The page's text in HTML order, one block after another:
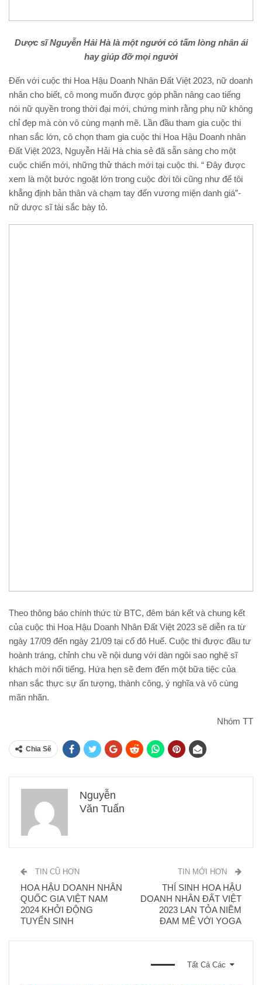
Dược sĩ Nguyễn Hải Hàlà một người có tấm lòng nhân ái
hay giúp đỡ mọi người
Đến với cuộc thi Hoa Hậu Doanh Nhân Đất Việt 2023, nữ doanh
nhân cho biết, cô mong muốn được góp phần nâng cao tiếng
nói nữ quyền trong thời đại mới, chứng minh rằng phụ nữ không
chỉ đẹp mà còn vô cùng mạnh mẽ. Lần đầu tham gia cuộc thi
nhan sắc lớn, cô chọn tham gia cuộc thi Hoa Hậu Doanh nhân
Đất Việt 2023, Nguyễn Hải Hà chia sẻ đã sẵn sàng cho một
cuộc chiến mới, những thử thách mới tại cuộc thi. “ Đây được
xem là một bước ngoặt lớn trong cuộc đời tôi cũng như để tôi
khẳng định bản thân và chạm tay đến vương miện danh giá”-
nữ dược sĩ tài sắc bày tỏ.
Theo thông báo chính thức từ BTC, đêm bán kết và chung kết
của cuộc thi Hoa Hậu Doanh Nhân Đất Việt 2023 sẽ diễn ra từ
ngày 17/09 đến ngày 21/09 tại cố đô Huế. Cuộc thi được đầu tư
hoành tráng, chỉnh chu về nội dung với dàn ngôi sao nghệ sĩ
khách mời nổi tiếng. Hứa hẹn sẽ đem đến một bữa tiệc của
nhan sắc thực sự ấn tượng, thành công, ý nghĩa và vô cùng
mãn nhãn.
Nhóm TT
Chia Sẽ
Nguyễn
Văn Tuấn
TIN CŨ HƠN
HOA HẬU DOANH NHÂN
QUỐC GIA VIỆT NAM
2024 KHỞI ĐỘNG
TUYỂN SINH
TIN MỚI HƠN
THÍ SINH HOA HẬU
DOANH NHÂN ĐẤT VIỆT
2023 LAN TỎA NIỀM
ĐAM MÊ VỚI YOGA
Tất Cả Các